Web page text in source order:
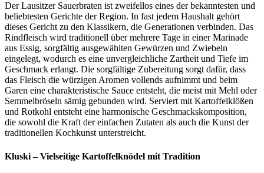
Der Lausitzer Sauerbraten ist zweifellos eines der bekanntesten und
beliebtesten Gerichte der Region. In fast jedem Haushalt gehört
dieses Gericht zu den Klassikern, die Generationen verbinden. Das
Rindfleisch wird traditionell über mehrere Tage in einer Marinade
aus Essig, sorgfältig ausgewählten Gewürzen und Zwiebeln
eingelegt, wodurch es eine unvergleichliche Zartheit und Tiefe im
Geschmack erlangt. Die sorgfältige Zubereitung sorgt dafür, dass
das Fleisch die würzigen Aromen vollends aufnimmt und beim
Garen eine charakteristische Sauce entsteht, die meist mit Mehl oder
Semmelbröseln sämig gebunden wird. Serviert mit Kartoffelklößen
und Rotkohl entsteht eine harmonische Geschmackskomposition,
die sowohl die Kraft der einfachen Zutaten als auch die Kunst der
traditionellen Kochkunst unterstreicht.
Kluski – Vielseitige Kartoffelknödel mit Tradition